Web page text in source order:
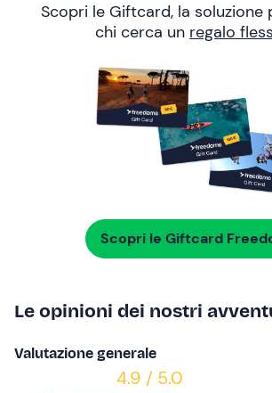
Scopri le Giftcard, la
chi cerca un regalo
Scopri le Giftcard
Le opinioni dei nostri
Valutazione generale
4.9 / 5.0